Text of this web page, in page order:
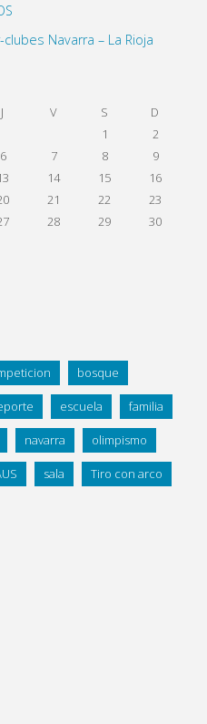
Navarra – La Rioja
J V S
D
1
2
6 7 8
9
14 15
16
21 22
23
28 29
30
bosque
escuela familia
navarra olimpismo
sala Tiro con arco